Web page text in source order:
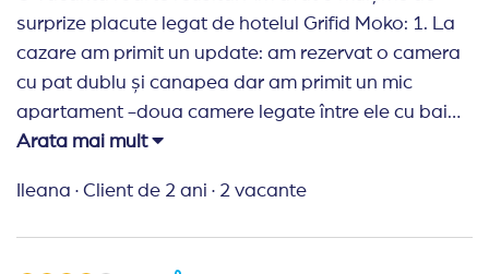
surprize placute legat de hotelul Grifid Moko: 1. La
cazare am primit un update: am rezervat o camera
cu pat dublu și canapea dar am primit un mic
apartament -doua camere legate între ele cu bai
proprii și terasă. Atât camerele cât și băile sunt
zi, ni s-a făcut curățenie în camere și ni s-au
Arata mai mult
Ileana · Client de 2 ani · 2 vacante